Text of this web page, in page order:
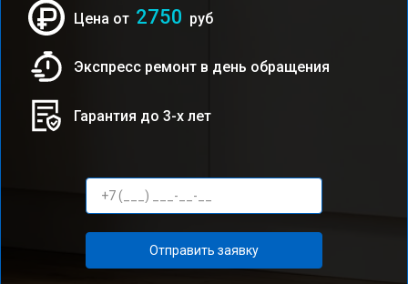
Цена от 2750 руб
Экспресс ремонт в день обращения
Гарантия до 3-х лет
Отправить заявку